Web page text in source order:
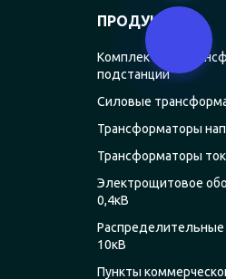
ПРОДУКЦИЯ
Комплектные
подстанции
Силовые
Трансформаторы
Трансформаторы
Электрощитовое
0,4кВ
Распределительные
10кВ
Пункты